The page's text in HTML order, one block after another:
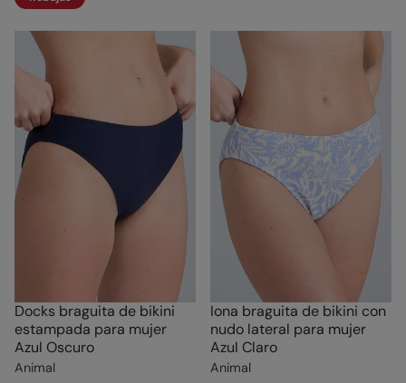
Docks braguita de bikini
estampada para mujer
Azul Oscuro
Animal
Iona braguita de bikini con
nudo lateral para mujer
Azul Claro
Animal